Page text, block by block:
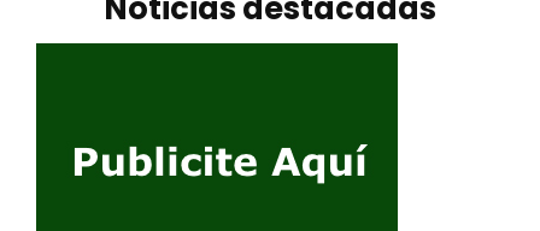
Noticias destacadas